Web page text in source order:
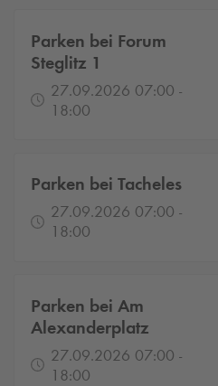
Parken bei Forum
Steglitz 1
27.09.2026 07:00 -
18:00
Parken bei Tacheles
27.09.2026 07:00 -
18:00
Parken bei Am
Alexanderplatz
27.09.2026 07:00 -
18:00